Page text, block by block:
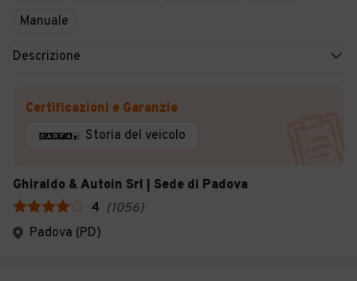
Manuale
Descrizione
Certificazioni e Garanzie
Storia del veicolo
Ghiraldo & Autoin Srl | Sede di Padova
4 (1056)
Padova (PD)